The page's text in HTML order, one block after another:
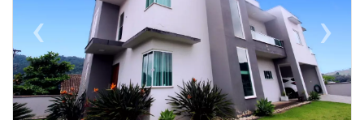
‹Previous ›Next